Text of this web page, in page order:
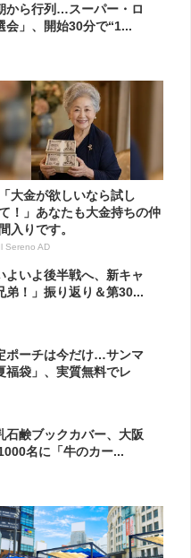
から行列…スーパー・ロ
会」、開始30分で“1...
「大金が欲しいなら試し
！」あなたも大金持ちの仲
間入りです。
Il Sereno AD
いよ後半戦へ、新キャ
！」振り返り＆第30...
ポーチは今だけ…サンマ
福袋」、実質無料でレ
石鹸ブックカバー、大阪
名に「牛のカー...